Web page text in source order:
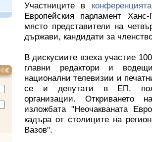
Участниците в
Европейския парламент
място представители на
държави, кандидати за
В дискусиите взеха участие
главни редактори и
национални телевизии и
се и депутати в ЕП,
организации. Откриването
изложбата "Неочакваната
кадъра от столиците на
Вазов".